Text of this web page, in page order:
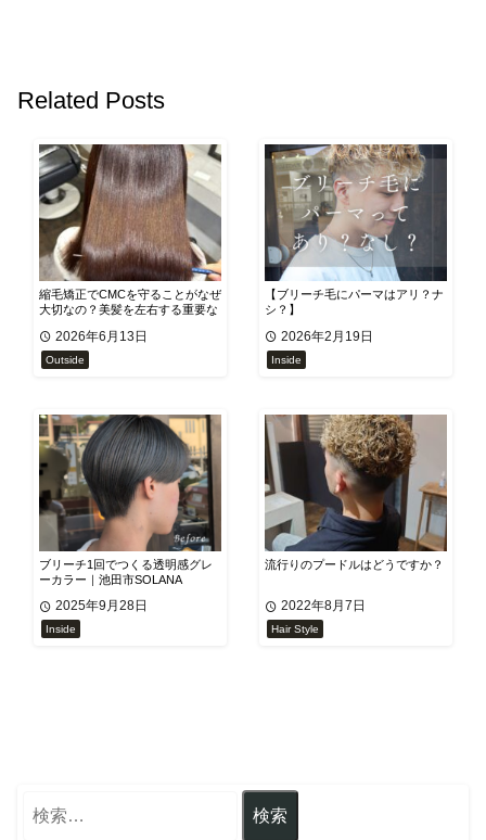
Related Posts
縮毛矯正でCMCを守ることがなぜ
大切なの？美髪を左右する重要な
2026年6月13日
Outside
【ブリーチ毛にパーマはアリ？ナ
シ？】
2026年2月19日
Inside
ブリーチ1回でつくる透明感グレ
ーカラー｜池田市SOLANA
2025年9月28日
Inside
流行りのプードルはどうですか？
2022年8月7日
Hair Style